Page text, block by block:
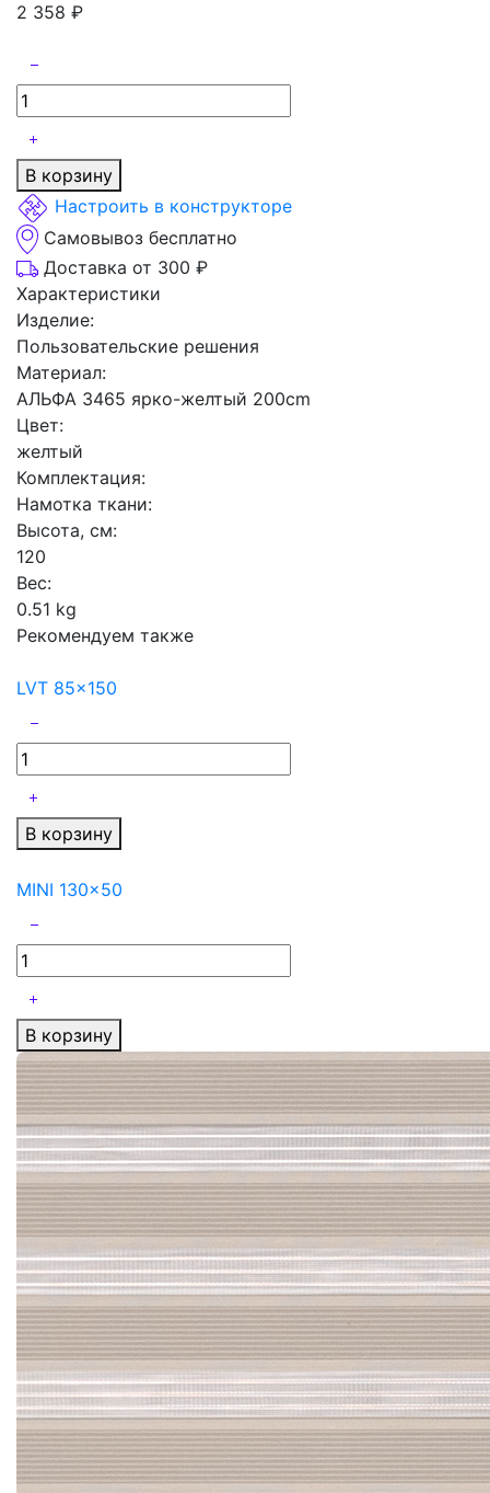
2 358 ₽
В корзину
Настроить в конструкторе
Самовывоз бесплатно
Доставка от 300 ₽
Характеристики
Изделие:
Пользовательские решения
Материал:
АЛЬФА 3465 ярко-желтый 200cm
Цвет:
желтый
Комплектация:
Намотка ткани:
Высота, см:
120
Вес:
0.51 kg
Рекомендуем также
LVT 85x150
В корзину
MINI 130x50
В корзину